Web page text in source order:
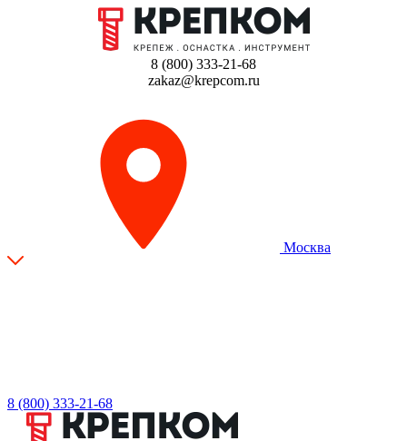
8 (800) 333-21-68
zakaz@krepcom.ru
Москва
8 (800) 333-21-68